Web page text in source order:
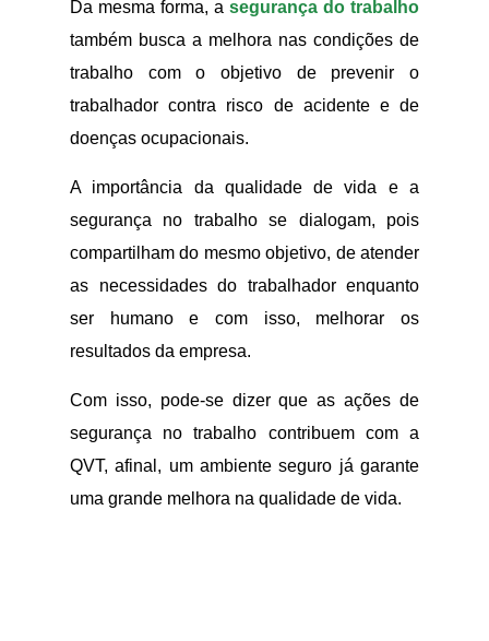
Da mesma forma, a segurança do trabalho
também busca a melhora nas condições de
trabalho com o objetivo de prevenir o
trabalhador contra risco de acidente e de
doenças ocupacionais.
A importância da qualidade de vida e a
segurança no trabalho se dialogam, pois
compartilham do mesmo objetivo, de atender
as necessidades do trabalhador enquanto
ser humano e com isso, melhorar os
resultados da empresa.
Com isso, pode-se dizer que as ações de
segurança no trabalho contribuem com a
QVT, afinal, um ambiente seguro já garante
uma grande melhora na qualidade de vida.